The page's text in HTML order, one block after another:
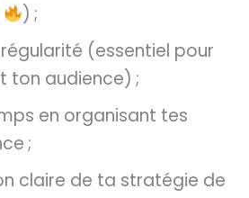
) ;
(essentiel pour
ton audience) ;
en organisant tes
;
claire de ta stratégie de